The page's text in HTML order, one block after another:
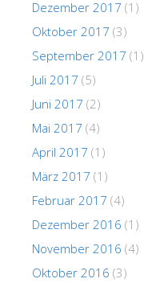
Dezember 2017 (1)
Oktober 2017 (3)
September 2017 (1)
Juli 2017 (5)
Juni 2017 (2)
Mai 2017 (4)
April 2017 (1)
März 2017 (1)
Februar 2017 (4)
Dezember 2016 (1)
November 2016 (4)
Oktober 2016 (3)